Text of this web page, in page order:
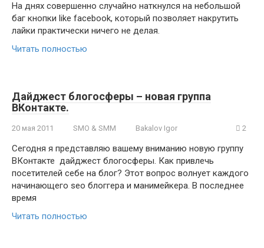
На днях совершенно случайно наткнулся на небольшой
баг кнопки like facebook, который позволяет накрутить
лайки практически ничего не делая.
Читать полностью
Дайджест блогосферы – новая группа
ВКонтакте.
20 мая 2011 SMO & SMM Bakalov Igor 2
Сегодня я представляю вашему вниманию новую группу
ВКонтакте дайджест блогосферы. Как привлечь
посетителей себе на блог? Этот вопрос волнует каждого
начинающего seo блоггера и манимейкера. В последнее
время
Читать полностью